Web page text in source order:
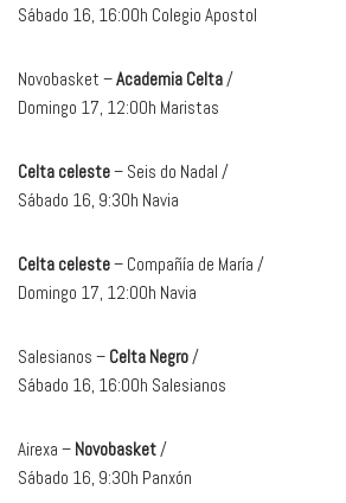
Sábado 16, 16:00h Colegio Apostol
Novobasket –Academia Celta/
Domingo 17, 12:00h Maristas
Celta celeste– Seis do Nadal /
Sábado 16, 9:30h Navia
Celta celeste– Compañía de María /
Domingo 17, 12:00h Navia
Salesianos – Celta Negro/
Sábado 16, 16:00h Salesianos
Airexa – Novobasket/
Sábado 16, 9:30h Panxón